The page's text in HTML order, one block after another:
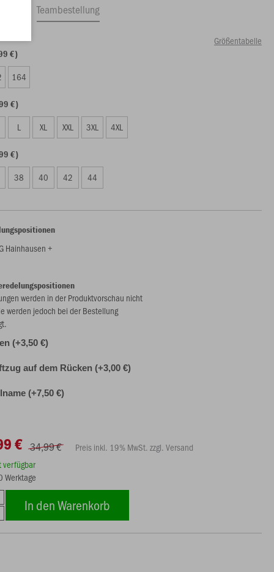
Teambestellung
Größentabelle
€)
164
€)
L XL XXL 3XL 4XL
€)
38 40 42 44
Hainhausen +
werden in der Produktvorschau nicht
werden jedoch bei der Bestellung
(+3,50 €)
auf dem Rücken (+3,00 €)
(+7,50 €)
€ 34,99 €
Preis inkl. 19% MwSt. zzgl. Versand
verfügbar
Werktage
In den Warenkorb